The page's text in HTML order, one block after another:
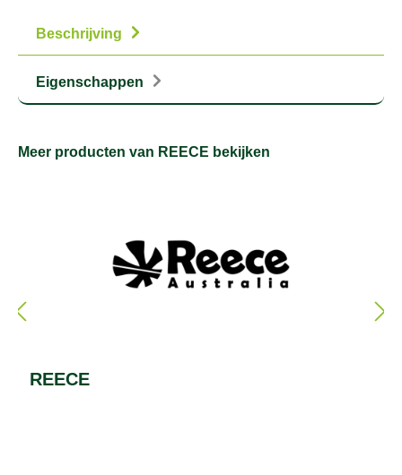
Beschrijving
Eigenschappen
Meer producten van REECE bekijken
REECE